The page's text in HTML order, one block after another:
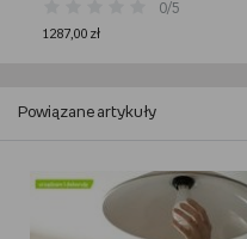
0/5
1287,00 zł
Powiązane artykuły